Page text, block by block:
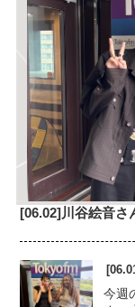
[06.02]川谷絵音さ
今週